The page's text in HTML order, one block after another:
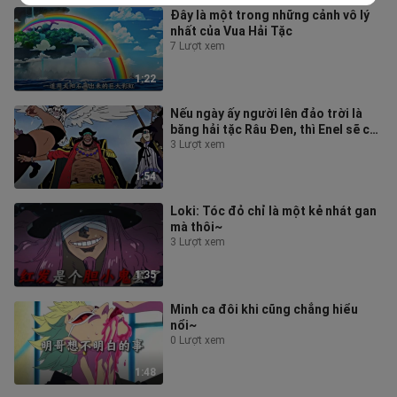
1:22
Đây là một trong những cảnh vô lý
nhất của Vua Hải Tặc
7 Lượt xem
1:54
Nếu ngày ấy người lên đảo trời là
băng hải tặc Râu Đen, thì Enel sẽ có
kết cục ra sao?
3 Lượt xem
1:35
Loki: Tóc đỏ chỉ là một kẻ nhát gan
mà thôi~
3 Lượt xem
1:48
Minh ca đôi khi cũng chẳng hiểu
nổi~
0 Lượt xem